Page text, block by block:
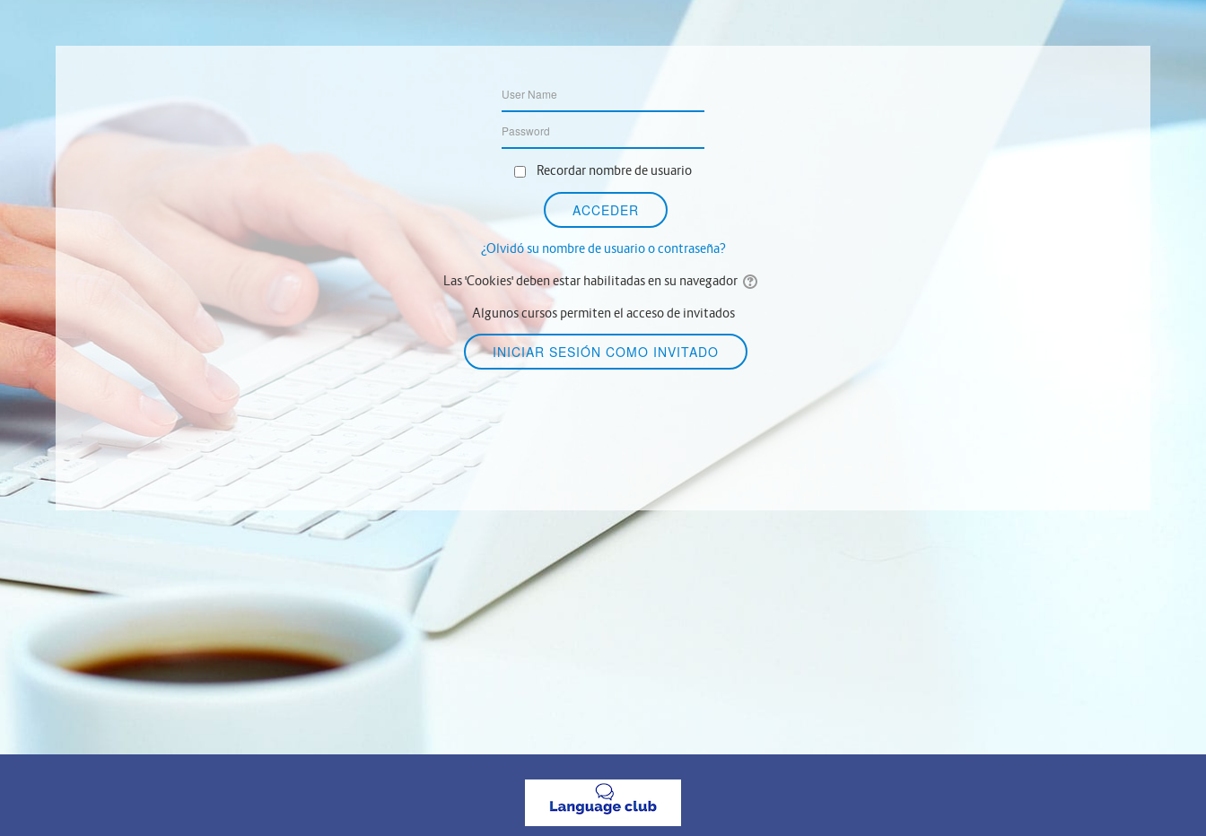
Recordar nombre de usuario
¿Olvidó su nombre de usuario o contraseña?
Las 'Cookies' deben estar habilitadas en su navegador
Algunos cursos permiten el acceso de invitados